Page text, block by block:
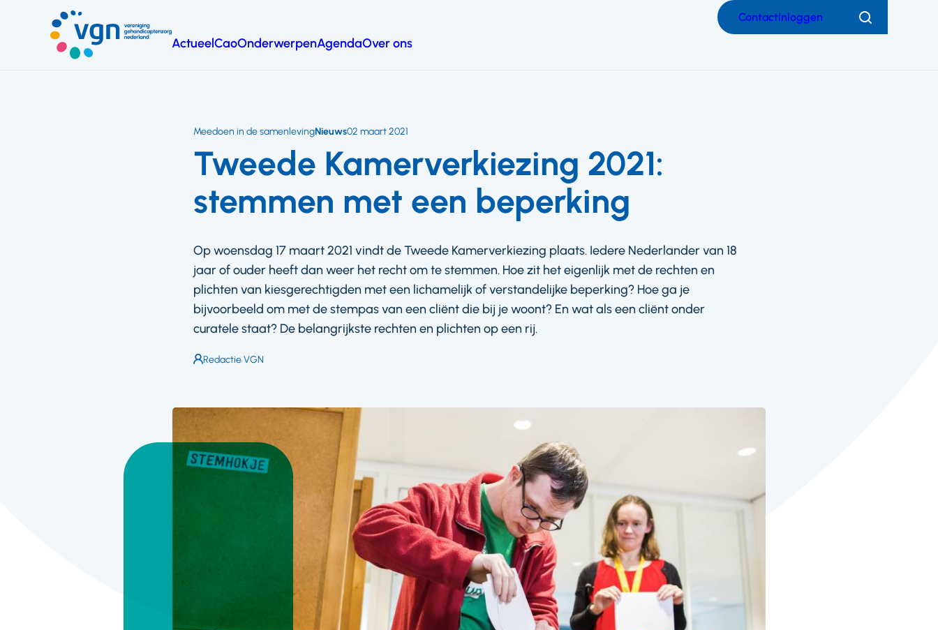
hoofdinhoud
ActueelCaoOnderwerpenAgendaOver ons
ContactInloggen Zoeken
Tweede Kamerverkiezing 2021:
stemmen met een beperking
Meedoen in de samenlevingNieuws02 maart 2021
Op woensdag 17 maart 2021 vindt de Tweede Kamerverkiezing plaats. Iedere Nederlander van 18
jaar of ouder heeft dan weer het recht om te stemmen. Hoe zit het eigenlijk met de rechten en
plichten van kiesgerechtigden met een lichamelijk of verstandelijke beperking? Hoe ga je
bijvoorbeeld om met de stempas van een cliënt die bij je woont? En wat als een cliënt onder
curatele staat? De belangrijkste rechten en plichten op een rij.
Auteur:
Redactie VGN